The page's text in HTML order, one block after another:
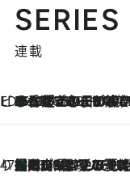
SERIES
連載
ビューティいいもの集め EDITORS' BEST
2026.8.10
35℃超えの日の夜、枕にひと吹き！ BAUMのルームスプレーが、ひのきの香りで心まで解きほぐす
47都道府県の手みやげ ひんやりスイーツで夏を満喫
2026.8.10
【岡山県】この夏絶対食べたい 冷やしておいしいおやつ3選 フルーツが主役のプリンやアイスが勢揃い